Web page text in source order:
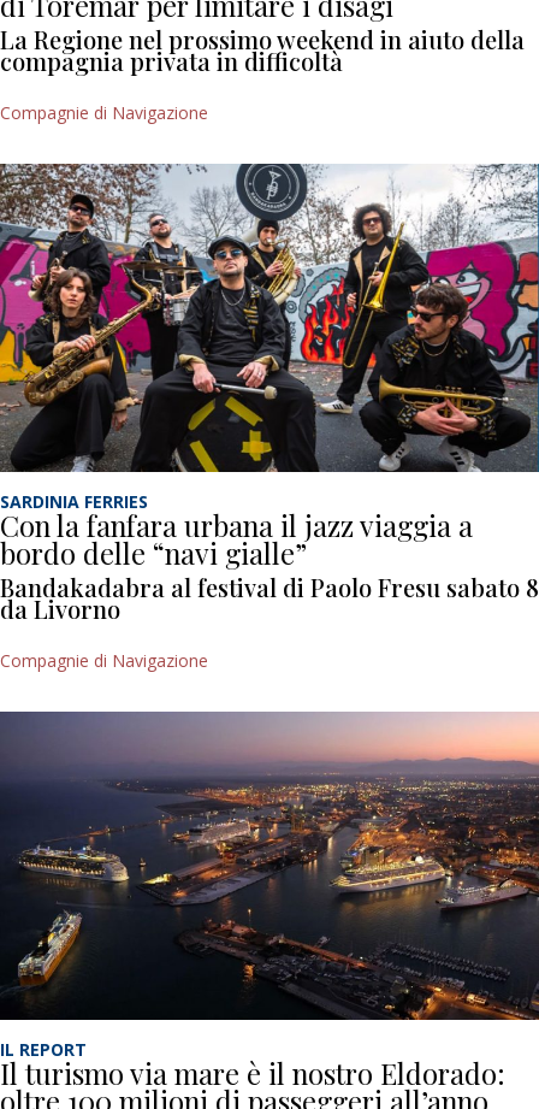
La Regione nel prossimo weekend in aiuto della
compagnia privata in difficoltà
Compagnie di Navigazione
SARDINIA FERRIES
Con la fanfara urbana il jazz viaggia a
bordo delle “navi gialle”
Bandakadabra al festival di Paolo Fresu sabato 8
da Livorno
Compagnie di Navigazione
IL REPORT
Il turismo via mare è il nostro Eldorado:
oltre 100 milioni di passeggeri all’anno